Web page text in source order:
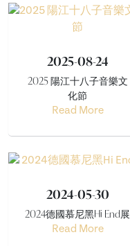
2025-08-24
2025 陽江十八子音樂文
化節
Read More
2024-05-30
2024德國慕尼黑Hi End展
Read More